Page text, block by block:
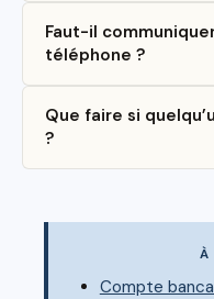
Faut-il
téléphone ?
Que faire si
?
À
Compte